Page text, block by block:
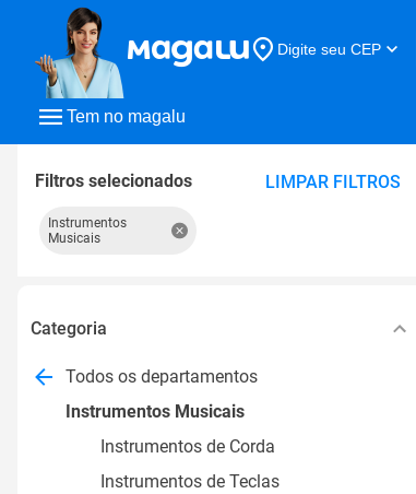
Tem no magalu
Digite seu CEP
Filtros selecionados LIMPAR FILTROS
Instrumentos
Musicais
Categoria
Todos os departamentos
Instrumentos Musicais
Instrumentos de Corda
Instrumentos de Teclas